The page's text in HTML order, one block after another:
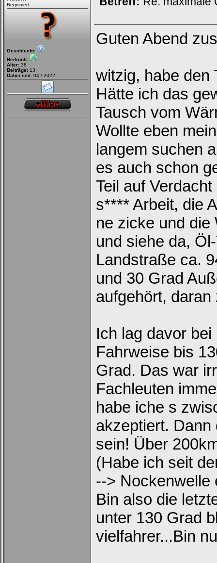
Registriert
Geschlecht:
Herkunft:
Alter: 38
Beiträge: 13
Dabei seit: 04 / 2022
Guten Abend
witzig, habe den
Hätte ich das
Tausch vom
Wollte eben
langem suchen
es auch schon
Teil auf
s**** Arbeit, die
ne zicke und die
und siehe da,
Landstraße ca.
und 30 Grad
aufgehört,
Ich lag davor
Fahrweise bis
Grad. Das war
Fachleuten
habe iche s
akzeptiert.
sein! Über
(Habe ich seit
--> Nockenwelle
Bin also die
unter 130 Grad
vielfahrer...Bin